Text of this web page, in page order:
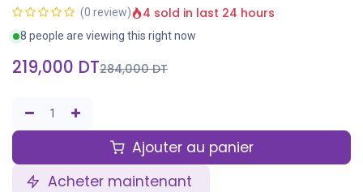
(0 review) 4 sold in last 24 hours
8 people are viewing this right now
219,000 DT284,000DT
Ajouter au panier
Acheter maintenant